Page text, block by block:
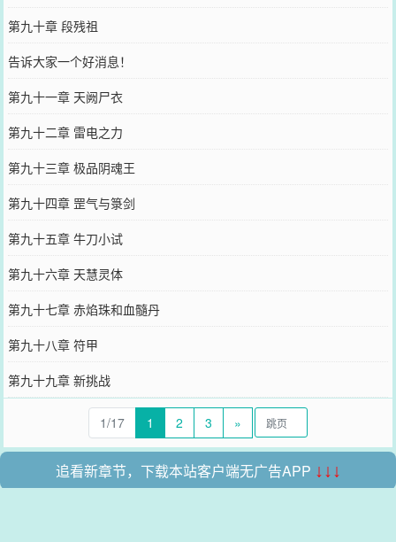
第九十章 段残祖
告诉大家一个好消息！
第九十一章 天阙尸衣
第九十二章 雷电之力
第九十三章 极品阴魂王
第九十四章 罡气与箓剑
第九十五章 牛刀小试
第九十六章 天慧灵体
第九十七章 赤焰珠和血髓丹
第九十八章 符甲
第九十九章 新挑战
1/17 1 2 3 »
追看新章节，下载本站客户端无广告APP ↓↓↓